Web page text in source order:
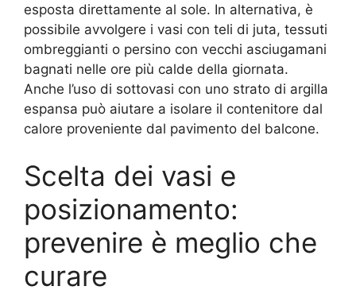
esposta direttamente al sole. In alternativa, è
possibile avvolgere i vasi con teli di juta, tessuti
ombreggianti o persino con vecchi asciugamani
bagnati nelle ore più calde della giornata.
Anche l’uso di sottovasi con uno strato di argilla
espansa può aiutare a isolare il contenitore dal
calore proveniente dal pavimento del balcone.
Scelta dei vasi e
posizionamento:
prevenire è meglio che
curare